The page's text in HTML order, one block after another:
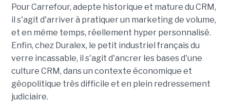
Pour Carrefour, adepte historique et mature du CRM,
il s'agit d'arriver à pratiquer un marketing de volume,
et en même temps, réellement hyper personnalisé.
Enfin, chez Duralex, le petit industriel français du
verre incassable, il s'agit d'ancrer les bases d'une
culture CRM, dans un contexte économique et
géopolitique très difficile et en plein redressement
judiciaire.